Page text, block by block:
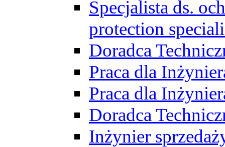
Specjalista ds.
protection
Doradca
Praca dla
Praca dla
Doradca
Inżynier